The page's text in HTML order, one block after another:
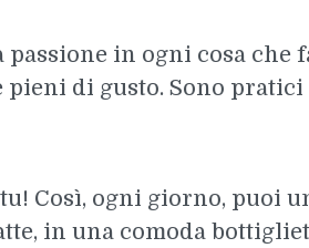
passione in ogni cosa
pieni di gusto. Sono
Così, ogni giorno, puoi
in una comoda